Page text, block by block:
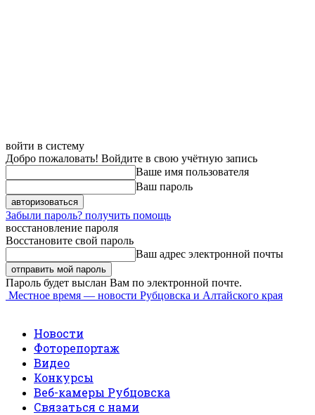
войти в систему
Добро пожаловать! Войдите в свою учётную запись
Ваше имя пользователя
Ваш пароль
Забыли пароль? получить помощь
восстановление пароля
Восстановите свой пароль
Ваш адрес электронной почты
Пароль будет выслан Вам по электронной почте.
Местное время — новости Рубцовска и Алтайского края
Новости
Фоторепортаж
Видео
Конкурсы
Веб-камеры Рубцовска
Связаться с нами